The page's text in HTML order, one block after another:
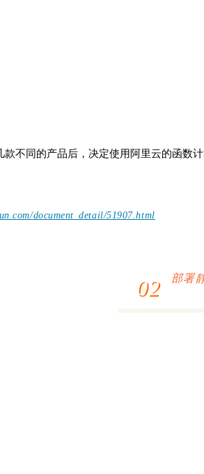
不同的产品后，决定使用阿里云的函数
document_detail/51907.html
02 部署